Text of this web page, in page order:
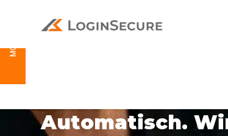
Automatisch.
MODULE 1
MODULE 2
MODULE 3